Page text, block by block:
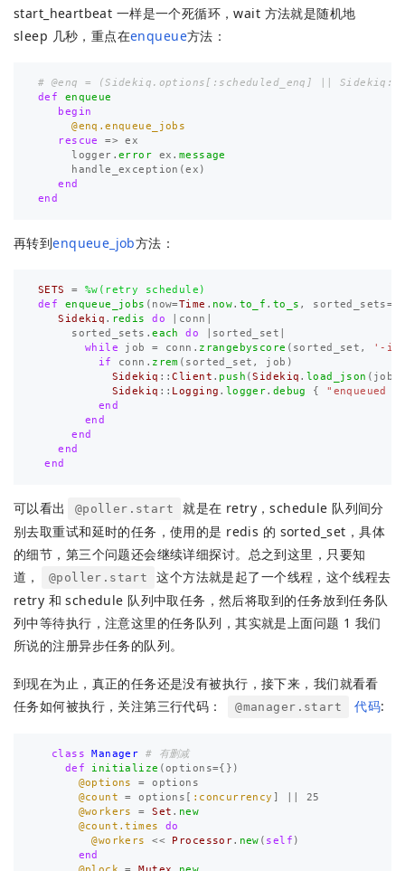
start_heartbeat 一样是一个死循环，wait 方法就是随机地
sleep 几秒，重点在enqueue方法：
# @enq = (Sidekiq.options[:scheduled_enq] ||
def
enqueue
begin
@enq.enqueue_jobs
rescue
=>
ex
logger .error ex . message
handle_exception (ex )
end
end
再转到enqueue_job方法：
SETS =
%w(retry schedule)
def
enqueue_jobs ( now=Time . now. to_f . to_s , sorted_sets=
Sidekiq . redis do conn
sorted_sets .each do sorted_set
while
job = conn . zrangebyscore ( sorted_set ,
'-
if
conn . zrem ( sorted_set , job )
Sidekiq ::Client . push (Sidekiq . load_json ( job
Sidekiq :: Logging . logger. debug { "enqueued
end
end
end
end
end
可以看出 @poller.start
就是在 retry，schedule 队列间分
别去取重试和延时的任务，使用的是 redis 的 sorted_set，具体
的细节，第三个问题还会继续详细探讨。总之到这里，只要知
道，
@poller.start
这个方法就是起了一个线程，这个线程去
retry 和 schedule 队列中取任务，然后将取到的任务放到任务队
列中等待执行，注意这里的任务队列，其实就是上面问题 1 我们
所说的注册异步任务的队列。
到现在为止，真正的任务还是没有被执行，接下来，我们就看看
任务如何被执行，关注第三行代码：
@manager.start 代码:
class Manager
# 有删减
def
initialize ( options={})
@options
=
options
@count
= options :concurrency
25
@workers
= Set . new
@count.times
do
@workers
<< Processor. new ( self )
end